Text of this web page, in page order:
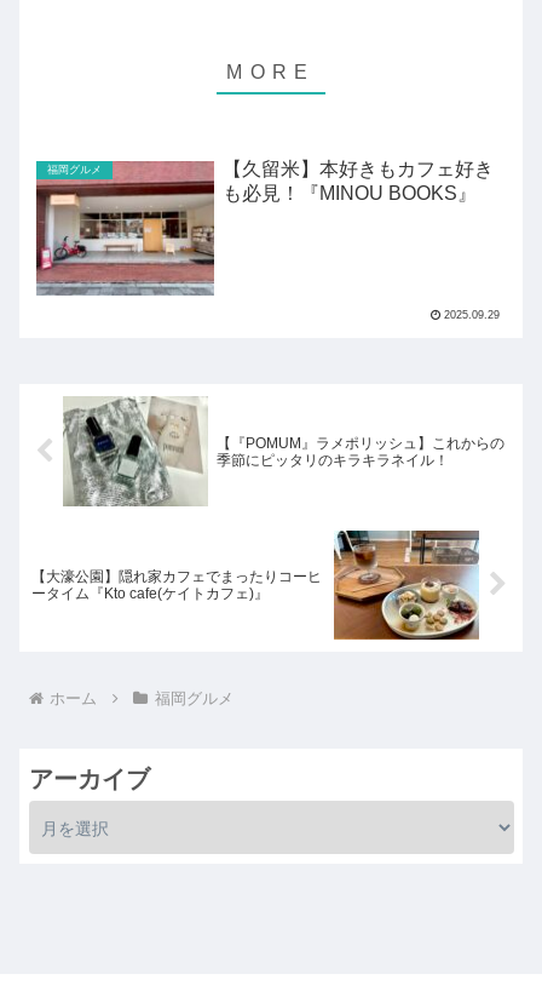
福岡グルメ
【久留米】本好きもカフェ好き
も必見！『MINOU BOOKS』
2025.09.29
【『POMUM』ラメポリッシュ】これからの
季節にピッタリのキラキラネイル！
【大濠公園】隠れ家カフェでまったりコーヒ
ータイム『Kto cafe(ケイトカフェ)』
ホーム 福岡グルメ
アーカイブ